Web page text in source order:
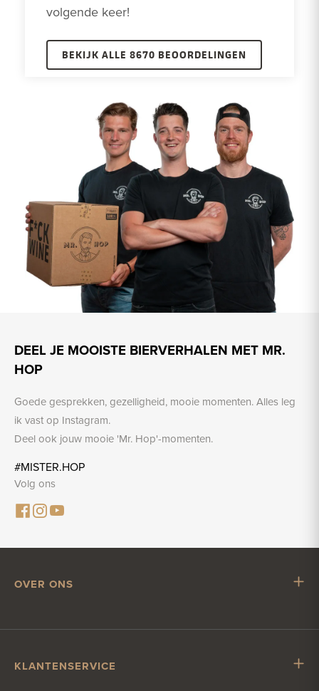
volgende keer!
BEKIJK ALLE 8670 BEOORDELINGEN
DEEL JE MOOISTE BIERVERHALEN MET MR.
HOP
Goede gesprekken, gezelligheid, mooie momenten. Alles leg
ik vast op Instagram.
Deel ook jouw mooie 'Mr. Hop'-momenten.
#MISTER.HOP
Volg ons
OVER ONS
Vacatures
KLANTENSERVICE